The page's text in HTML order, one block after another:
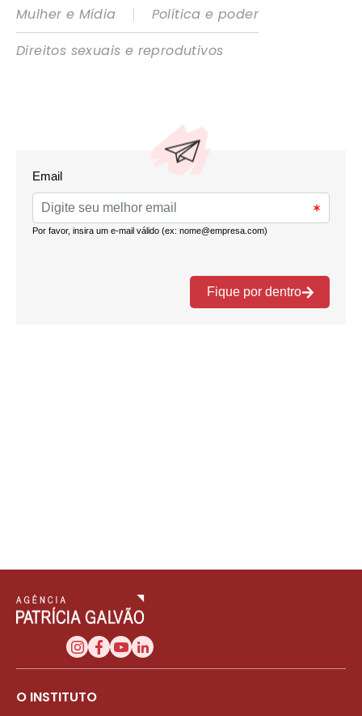
Mulher e Mídia
|
Política e poder
Direitos sexuais e reprodutivos
O INSTITUTO